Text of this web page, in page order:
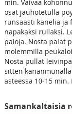
min. Vaivaa
osat jauhotetulla
runsaasti kanelia ja
napakaksi rullaksi.
paloja. Nosta palat
molemmilla
Nosta pullat
sitten
asteessa 10-15 min.
Samankaltaisia